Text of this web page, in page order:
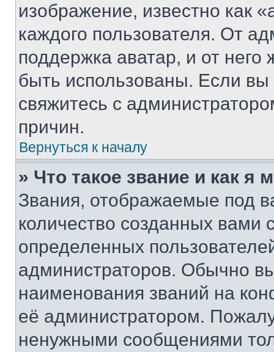
изображение, известно как
каждого пользователя. От
поддержка аватар, и от него
быть использованы. Если
свяжитесь с
причин.
Вернуться к началу
» Что такое звание и как я
Звания, отображаемые под
количество созданных
определенных
администраторов. Обычно
наименования званий на
её администратором.
ненужными сообщениями